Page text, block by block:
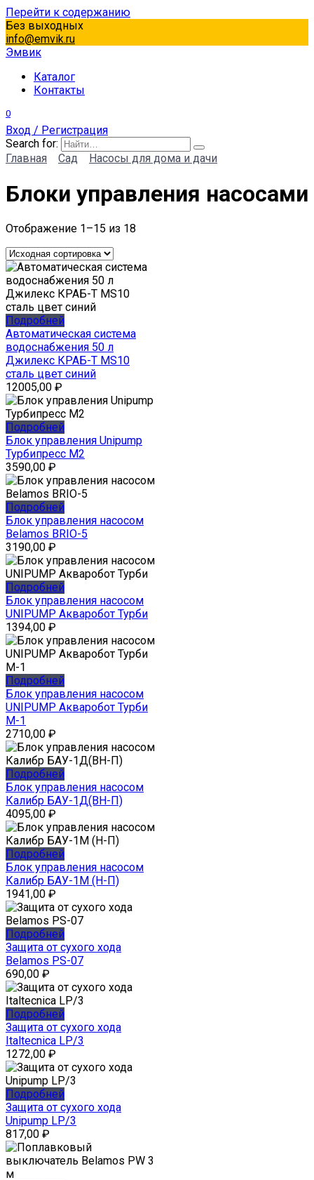
Перейти к содержанию
Без выходных
info@emvik.ru
Эмвик
Каталог
Контакты
0
Вход / Регистрация
Search for:
Главная
Сад Насосы для дома и дачи
Блоки управления насосами
Отображение 1–15 из 18
Подробней
Автоматическая система
водоснабжения 50 л
Джилекс КРАБ-Т MS10
сталь цвет синий
12005,00 ₽
Подробней
Блок управления Unipump
Турбипресс М2
3590,00 ₽
Подробней
Блок управления насосом
Belamos BRIO-5
3190,00 ₽
Подробней
Блок управления насосом
UNIPUMP Акваробот Турби
1394,00 ₽
Подробней
Блок управления насосом
UNIPUMP Акваробот Турби
М-1
2710,00 ₽
Подробней
Блок управления насосом
Калибр БАУ-1Д(ВН-П)
4095,00 ₽
Подробней
Блок управления насосом
Калибр БАУ-1М (Н-П)
1941,00 ₽
Подробней
Защита от сухого хода
Belamos PS-07
690,00 ₽
Подробней
Защита от сухого хода
Italtecnica LP/3
1272,00 ₽
Подробней
Защита от сухого хода
Unipump LP/3
817,00 ₽